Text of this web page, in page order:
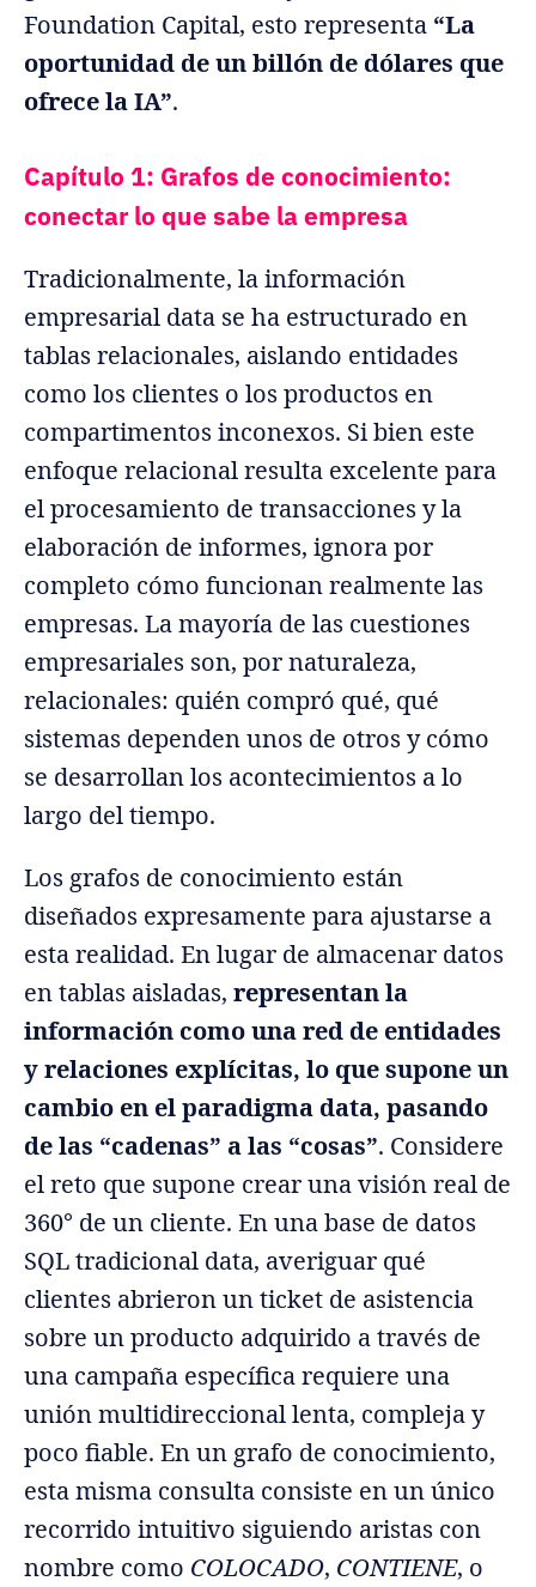
Foundation Capital, esto representa “La
oportunidad de un billón de dólares que
ofrece la IA”.
Capítulo 1: Grafos de conocimiento:
conectar lo que sabe la empresa
Tradicionalmente, la información
empresarial data se ha estructurado en
tablas relacionales, aislando entidades
como los clientes o los productos en
compartimentos inconexos. Si bien este
enfoque relacional resulta excelente para
el procesamiento de transacciones y la
elaboración de informes, ignora por
completo cómo funcionan realmente las
empresas. La mayoría de las cuestiones
empresariales son, por naturaleza,
relacionales: quién compró qué, qué
sistemas dependen unos de otros y cómo
se desarrollan los acontecimientos a lo
largo del tiempo.
Los grafos de conocimiento están
diseñados expresamente para ajustarse a
esta realidad. En lugar de almacenar datos
en tablas aisladas,representan la
información como una red de entidades
y relaciones explícitas, lo que supone un
cambio en el paradigma data, pasando
de las “cadenas” a las “cosas”. Considere
el reto que supone crear una visión real de
360° de un cliente. En una base de datos
SQL tradicional data, averiguar qué
clientes abrieron un ticket de asistencia
sobre un producto adquirido a través de
una campaña específica requiere una
unión multidireccional lenta, compleja y
poco fiable. En un grafo de conocimiento,
esta misma consulta consiste en un único
recorrido intuitivo siguiendo aristas con
nombre como COLOCADO, CONTIENE, o